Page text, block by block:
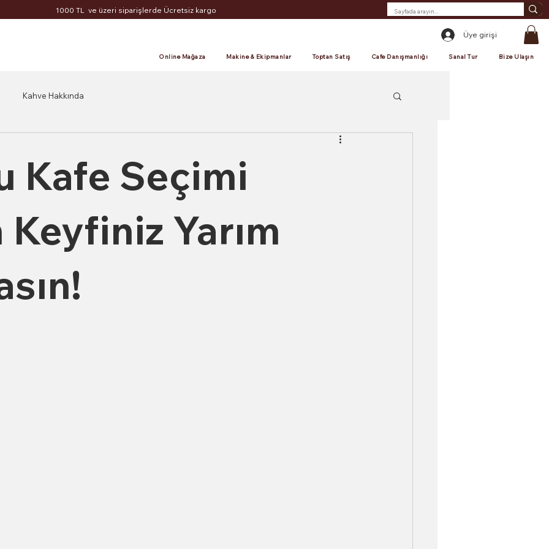
1000 TL ve üzeri siparişlerde Ücretsiz kargo
Üye girişi
Online Mağaza Makine & Ekipmanlar Toptan Satış Cafe Danışmanlığı Sanal Tur Bize Ulaşın
Kahve Hakkında
Kafe Seçimi
Keyfiniz Yarım